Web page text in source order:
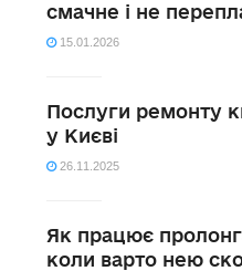
смачне і не
15.01.2026
Послуги ремонту
у Києві
26.11.2025
Як працює
коли варто нею